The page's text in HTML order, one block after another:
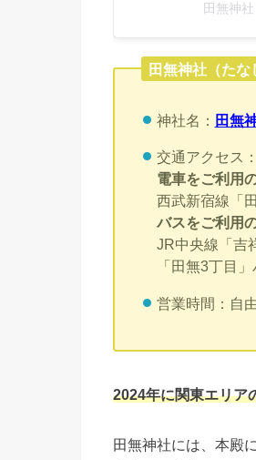
田無神
田無神社（た
神社名： 田無
交通アクセス：
電車をご利用
西武新宿線「
バスをご利用
JR中央線「吉
「田無3丁目
営業時間：自
2024年に関東エリア
田無神社には、本殿